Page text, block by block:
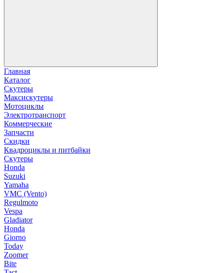
Главная
Каталог
Скутеры
Максискутеры
Мотоциклы
Электротранспорт
Коммерческие
Запчасти
Скидки
Квадроциклы и питбайки
Скутеры
Honda
Suzuki
Yamaha
VMC (Vento)
Regulmoto
Vespa
Gladiator
Honda
Giorno
Today
Zoomer
Bite